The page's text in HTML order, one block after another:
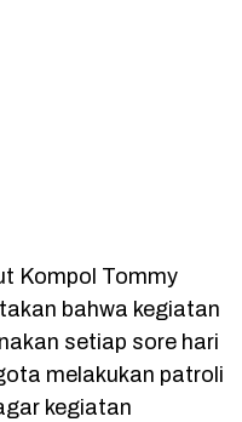
Kompol Tommy
bahwa kegiatan
setiap sore hari
melakukan patroli
kegiatan